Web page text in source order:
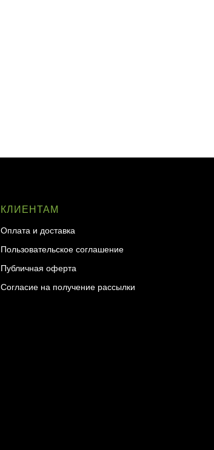
КЛИЕНТАМ
Оплата и доставка
Пользовательское соглашение
Публичная оферта
Согласие на получение рассылки